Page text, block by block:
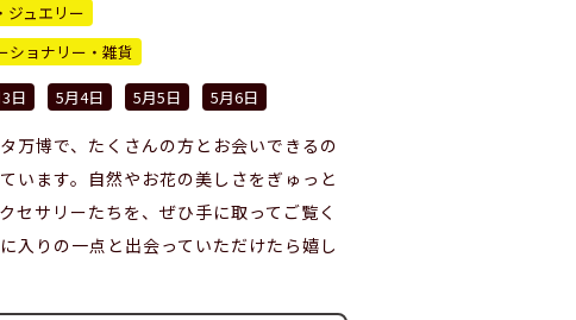
ジュエリー
ショナリー・雑貨
日 5月4日 5月5日 5月6日
万博で、たくさんの方とお会いできるの
います。自然やお花の美しさをぎゅっと
セサリーたちを、ぜひ手に取ってご覧く
入りの一点と出会っていただけたら嬉し